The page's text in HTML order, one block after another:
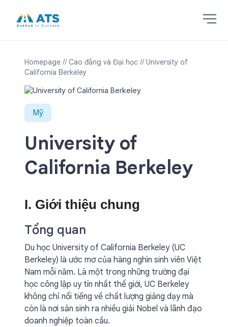
Homepage // Cao đẳng và Đại học // University of
California Berkeley
Mỹ
University of
California Berkeley
I. Giới thiệu chung
Tổng quan
Du học University of California Berkeley (UC
Berkeley) là ước mơ của hàng nghìn sinh viên Việt
Nam mỗi năm. Là một trong những trường đại
học công lập uy tín nhất thế giới, UC Berkeley
không chỉ nổi tiếng về chất lượng giảng dạy mà
còn là nơi sản sinh ra nhiều giải Nobel và lãnh đạo
doanh nghiệp toàn cầu.